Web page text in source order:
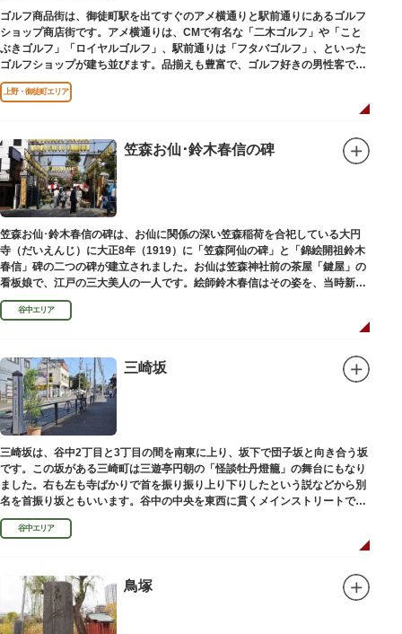
御利益にあやかりながらの散策は、福徳と心の安らぎを与えてくれることで
しょう。
ゴルフ商品街は、御徒町駅を出てすぐのアメ横通りと駅前通りにあるゴルフ
ショップ商店街です。アメ横通りは、CMで有名な「二木ゴルフ」や「こと
ぶきゴルフ」「ロイヤルゴルフ」、駅前通りは「フタバゴルフ」、といった
ゴルフショップが建ち並びます。品揃えも豊富で、ゴルフ好きの男性客で賑
わっています。
上野・御徒町エリア
笠森お仙･鈴木春信の碑
笠森お仙･鈴木春信の碑は、お仙に関係の深い笠森稲荷を合祀している大円
寺（だいえんじ）に大正8年（1919）に「笠森阿仙の碑」と「錦絵開祖鈴木
春信」碑の二つの碑が建立されました。お仙は笠森神社前の茶屋「鍵屋」の
看板娘で、江戸の三大美人の一人です。絵師鈴木春信はその姿を、当時新し
い絵画様式である多色刷り版画「錦絵」に描きました。
谷中エリア
三崎坂
三崎坂は、谷中2丁目と3丁目の間を南東に上り、坂下で団子坂と向き合う坂
です。この坂がある三崎町は三遊亭円朝の「怪談牡丹燈籠」の舞台にもなり
ました。右も左も寺ばかりで首を振り振り上り下りしたという説などから別
名を首振り坂ともいいます。谷中の中央を東西に貫くメインストリートで
す。
谷中エリア
鳥塚